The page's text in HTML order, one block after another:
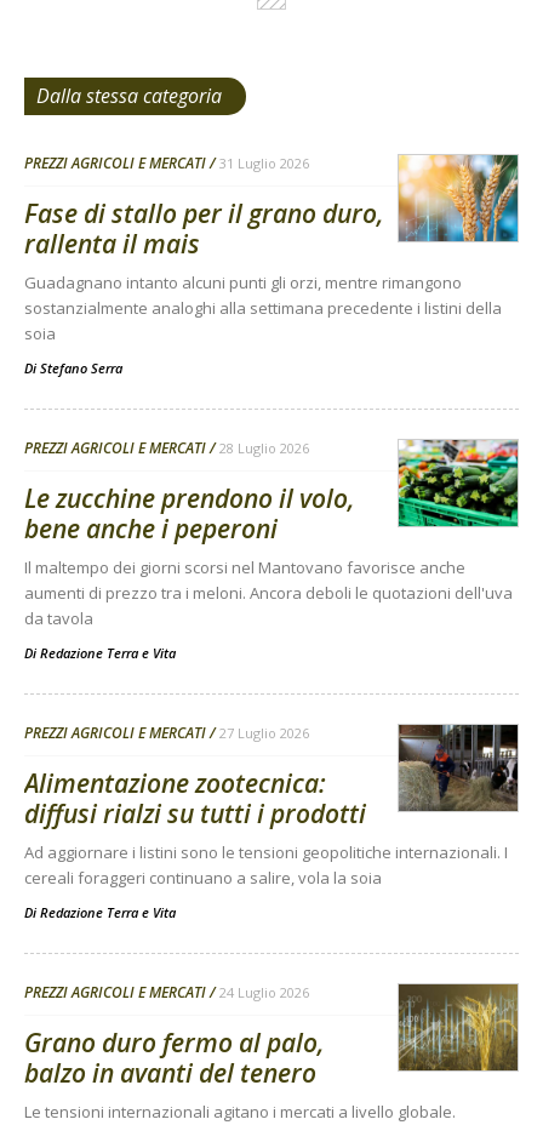
Dalla stessa categoria
PREZZI AGRICOLI E MERCATI 31 Luglio 2026
Fase di stallo per il grano duro,
rallenta il mais
Guadagnano intanto alcuni punti gli orzi, mentre rimangono
sostanzialmente analoghi alla settimana precedente i listini della
soia
Di Stefano Serra
PREZZI AGRICOLI E MERCATI 28 Luglio 2026
Le zucchine prendono il volo,
bene anche i peperoni
Il maltempo dei giorni scorsi nel Mantovano favorisce anche
aumenti di prezzo tra i meloni. Ancora deboli le quotazioni dell'uva
da tavola
Di Redazione Terra e Vita
PREZZI AGRICOLI E MERCATI 27 Luglio 2026
Alimentazione zootecnica:
diffusi rialzi su tutti i prodotti
Ad aggiornare i listini sono le tensioni geopolitiche internazionali. I
cereali foraggeri continuano a salire, vola la soia
Di Redazione Terra e Vita
PREZZI AGRICOLI E MERCATI 24 Luglio 2026
Grano duro fermo al palo,
balzo in avanti del tenero
Le tensioni internazionali agitano i mercati a livello globale.